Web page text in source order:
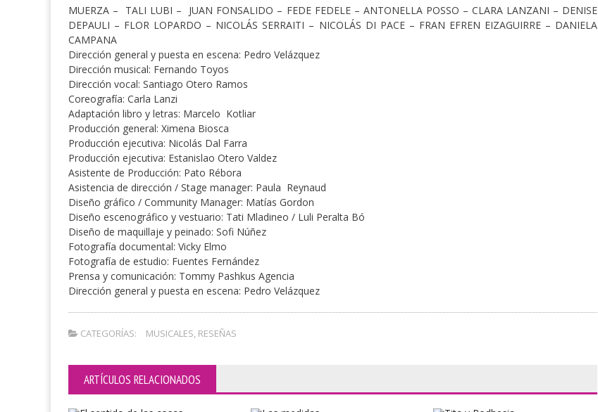
MUERZA – TALI LUBI – JUAN FONSALIDO – FEDE FEDELE – ANTONELLA POSSO – CLARA LANZANI – DENISE
DEPAULI – FLOR LOPARDO – NICOLÁS SERRAITI – NICOLÁS DI PACE – FRAN EFREN EIZAGUIRRE – DANIELA
CAMPANA
Dirección general y puesta en escena: Pedro Velázquez
Dirección musical: Fernando Toyos
Dirección vocal: Santiago Otero Ramos
Coreografía: Carla Lanzi
Adaptación libro y letras: Marcelo Kotliar
Producción general: Ximena Biosca
Producción ejecutiva: Nicolás Dal Farra
Producción ejecutiva: Estanislao Otero Valdez
Asistente de Producción: Pato Rébora
Asistencia de dirección / Stage manager: Paula Reynaud
Diseño gráfico / Community Manager: Matías Gordon
Diseño escenográfico y vestuario: Tati Mladineo / Luli Peralta Bó
Diseño de maquillaje y peinado: Sofi Núñez
Fotografía documental: Vicky Elmo
Fotografía de estudio: Fuentes Fernández
Prensa y comunicación: Tommy Pashkus Agencia
Dirección general y puesta en escena: Pedro Velázquez
CATEGORÍAS: MUSICALES, RESEÑAS
ARTÍCULOS RELACIONADOS